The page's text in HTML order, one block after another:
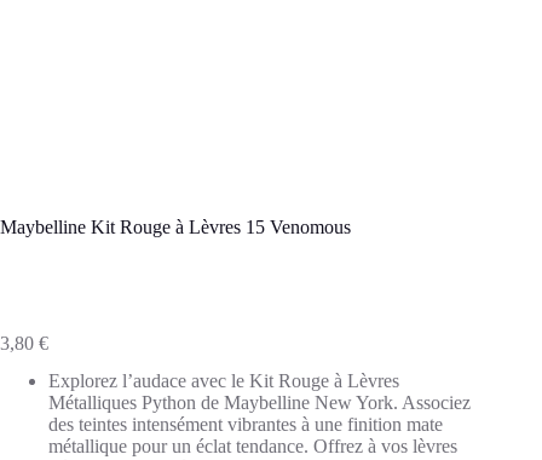
Maybelline Kit Rouge à Lèvres 15 Venomous
3,80 €
Explorez l’audace avec le Kit Rouge à Lèvres
Métalliques Python de Maybelline New York. Associez
des teintes intensément vibrantes à une finition mate
métallique pour un éclat tendance. Offrez à vos lèvres